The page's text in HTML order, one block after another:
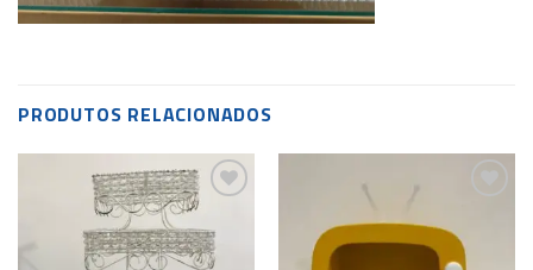
PRODUTOS RELACIONADOS
wishlist